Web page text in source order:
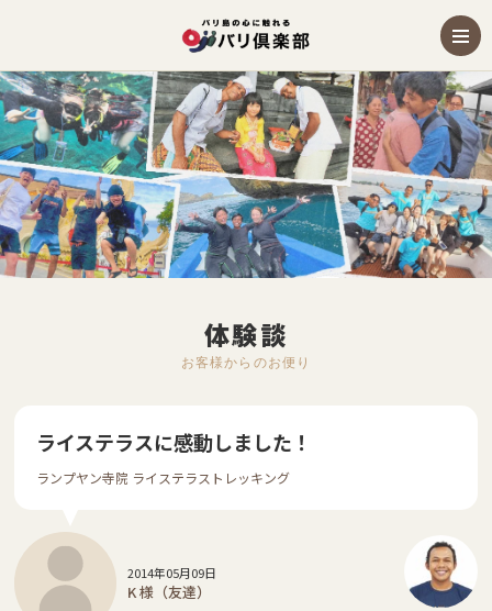
体験談
お客様からのお便り
ライステラスに感動しました！
ランプヤン寺院 ライステラストレッキング
2014年05月09日
K 様（友達）